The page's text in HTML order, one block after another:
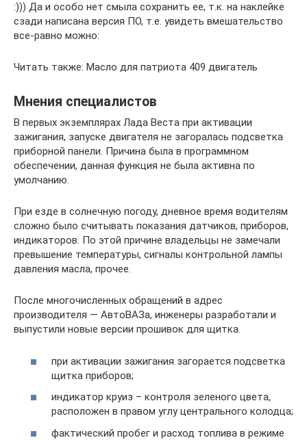
:))) Да и особо нет смыла сохранить ее, т.к. на наклейке
сзади написана версия ПО, т.е. увидеть вмешательство
все-равно можно:
Читать также: Масло для патриота 409 двигатель
Мнения специалистов
В первых экземплярах Лада Веста при активации
зажигания, запуске двигателя не загоралась подсветка
приборной панели. Причина была в программном
обеспечении, данная функция не была активна по
умолчанию.
При езде в солнечную погоду, дневное время водителям
сложно было считывать показания датчиков, приборов,
индикаторов. По этой причине владельцы не замечали
превышение температуры, сигналы контрольной лампы
давления масла, прочее.
После многочисленных обращений в адрес
производителя — АвтоВАЗа, инженеры разработали и
выпустили новые версии прошивок для щитка.
при активации зажигания загорается подсветка
щитка приборов;
индикатор круиз – контроля зеленого цвета,
расположен в правом углу центрального колодца;
фактический пробег и расход топлива в режиме